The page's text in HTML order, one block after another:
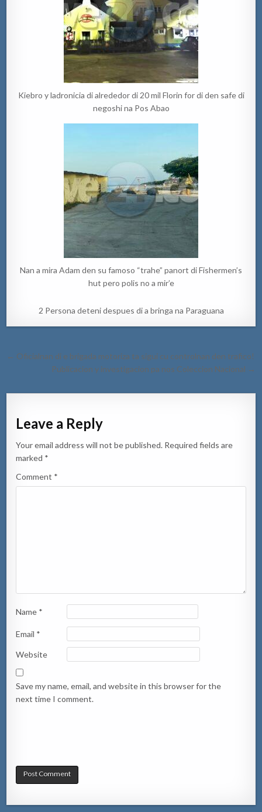
Kiebro y ladronicia di alrededor di 20 mil Florin for di den safe di
negoshi na Pos Abao
Nan a mira Adam den su famoso “trahe” panort di Fishermen’s
hut pero polis no a mir’e
2 Persona deteni despues di a bringa na Paraguana
Post
navigation
← Oficialnan di e brigada motoriza ta sigui cu controlnan den trafico!
Publicacion y investigacion pa nos Coleccion Nacional →
Leave a Reply
Your email address will not be published. Required fields are
marked *
Comment *
Name *
Email *
Website
Save my name, email, and website in this browser for the
next time I comment.